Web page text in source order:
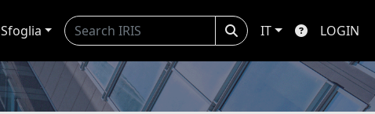
Sfoglia IT LOGIN